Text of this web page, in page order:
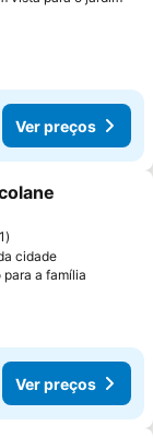
Ver preços
favoritos
cidade
a família
Ver preços